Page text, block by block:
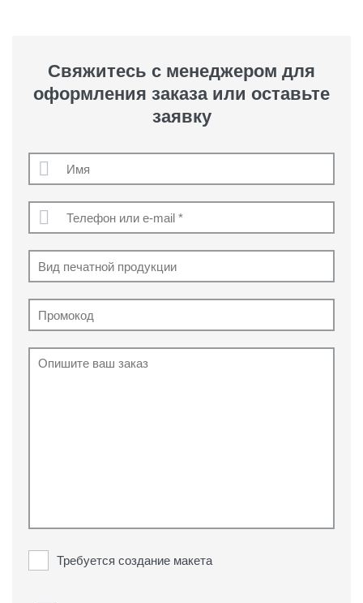
Свяжитесь с менеджером для
оформления заказа или оставьте
заявку
Требуется создание макета